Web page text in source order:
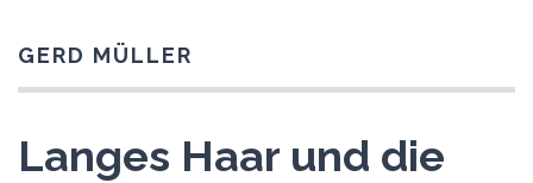
GERD MÜLLER
Langes Haar und die